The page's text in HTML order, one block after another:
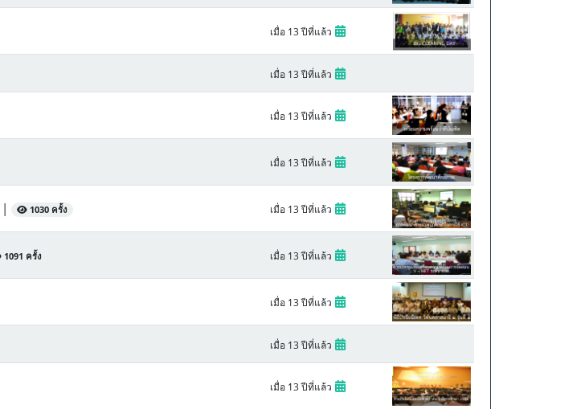
เมื่อ 13 ปีที่แล้ว
เมื่อ 13 ปีที่แล้ว
เมื่อ 13 ปีที่แล้ว
เมื่อ 13 ปีที่แล้ว
| 1030 ครั้ง เมื่อ 13 ปีที่แล้ว
1091 ครั้ง เมื่อ 13 ปีที่แล้ว
เมื่อ 13 ปีที่แล้ว
เมื่อ 13 ปีที่แล้ว
เมื่อ 13 ปีที่แล้ว